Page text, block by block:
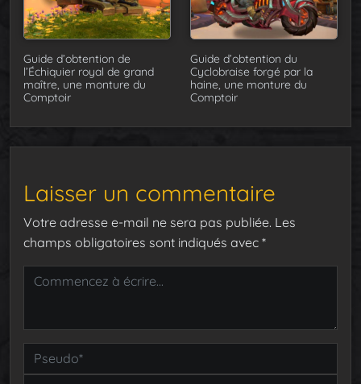
Guide d’obtention de
l’Échiquier royal de grand
maître, une monture du
Comptoir
Guide d’obtention du
Cyclobraise forgé par la
haine, une monture du
Comptoir
Laisser un commentaire
Votre adresse e-mail ne sera pas publiée. Les
champs obligatoires sont indiqués avec *